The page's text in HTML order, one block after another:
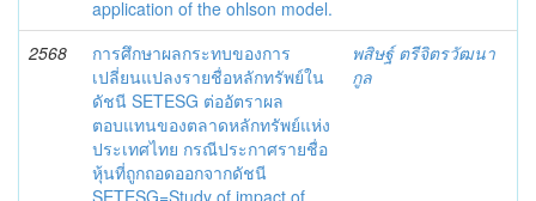
application of the ohlson model.
2568
การศึกษาผลกระทบของการ
เปลี่ยนแปลงรายชื่อหลักทรัพย์ใน
ดัชนี SETESG ต่ออัตราผล
ตอบแทนของตลาดหลักทรัพย์แห่ง
ประเทศไทย กรณีประกาศรายชื่อ
หุ้นที่ถูกถอดออกจากดัชนี
SETESG=Study of impact of
พสิษฐ์ ตรีจิตรวัฒนา
กูล